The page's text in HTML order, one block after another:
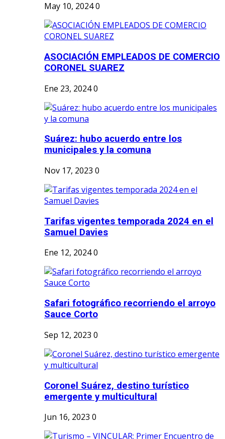
May 10, 20240
ASOCIACIÓN EMPLEADOS DE COMERCIO
CORONEL SUAREZ
Ene 23, 20240
Suárez: hubo acuerdo entre los
municipales y la comuna
Nov 17, 2023 0
Tarifas vigentes temporada 2024 en el
Samuel Davies
Ene 12, 20240
Safari fotográfico recorriendo el arroyo
Sauce Corto
Sep 12, 2023 0
Coronel Suárez, destino turístico
emergente y multicultural
Jun 16, 2023 0